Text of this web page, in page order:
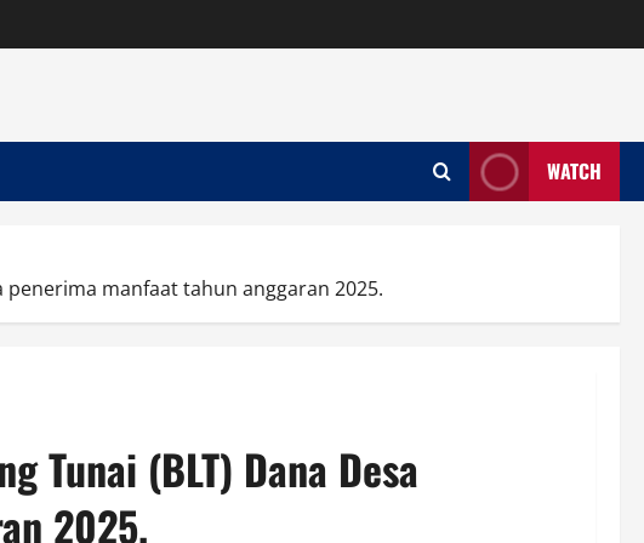
WATCH
penerima manfaat tahun anggaran 2025.
Tunai (BLT) Dana Desa
2025.